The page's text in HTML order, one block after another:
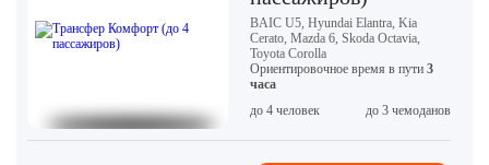
BAIC U5, Hyundai Elantra, Kia
Cerato, Mazda 6, Skoda Octavia,
Toyota Corolla
Ориентировочное время в пути 3
часа
до 4 человек
до 3 чемоданов